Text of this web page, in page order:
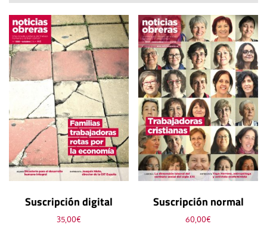
Suscripción digital
35,00€
Suscripción normal
60,00€